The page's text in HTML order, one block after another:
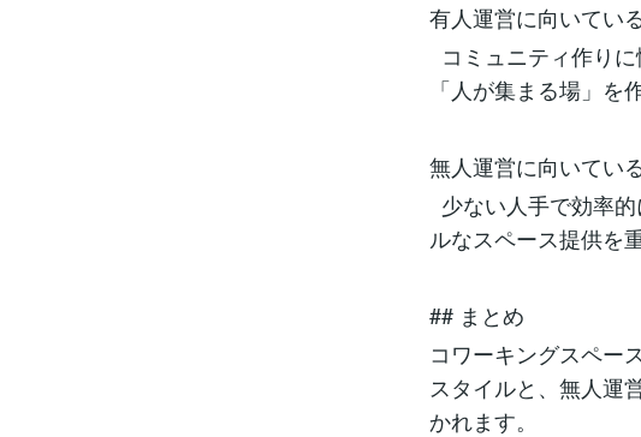
有人運営に向いてい
コミュニティ作り
「人が集まる場」を
無人運営に向いてい
少ない人手で効率
ルなスペース提供を
## まとめ
コワーキングスペー
スタイルと、無人運
かれます。